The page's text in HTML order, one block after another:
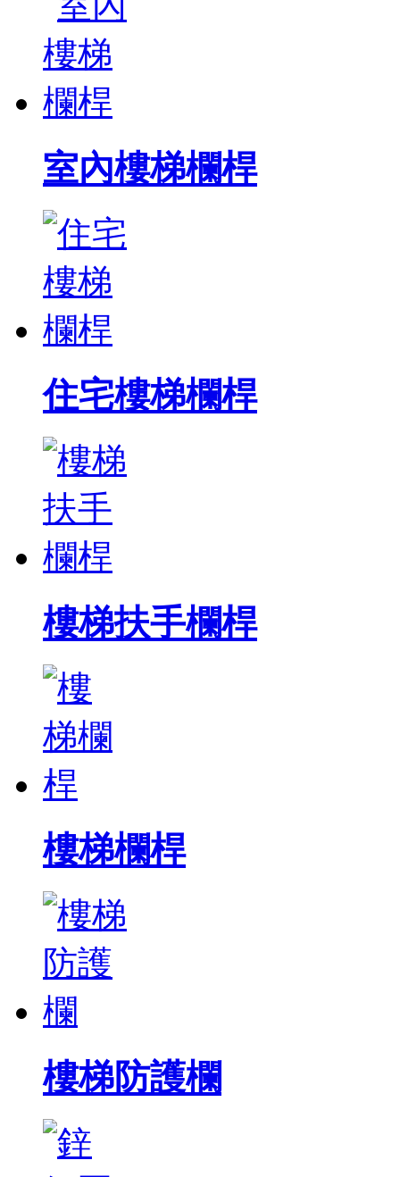
室內樓梯欄桿
住宅樓梯欄桿
樓梯扶手欄桿
樓梯欄桿
樓梯防護欄